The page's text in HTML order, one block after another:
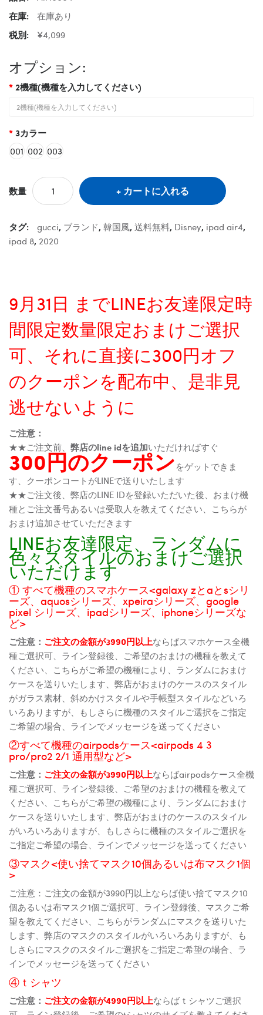
在庫:
在庫あり
税別:
¥4,099
オプション:
2機種(機種を入力してください)
3カラー
001 002 003
数量 カートに入れる
タグ: gucci, ブランド, 韓国風, 送料無料, Disney, ipad air4,
ipad 8, 2020
9月31日 までLINEお友達限定時
間限定数量限定おまけご選択
可、それに直接に300円オフ
のクーポンを配布中、是非見
逃せないように
ご注意：
★★ご注文前、 弊店のline idを追加いただければすぐ
300円のクーポンをゲットできま
す、クーポンコートがLINEで送りいたします
★★ご注文後、弊店のLINE IDを登録いただいた後、おまけ機
種とご注文番号あるいは受取人を教えてください、こちらが
おまけ追加させていただきます
LINEお友達限定、ランダムに
色々スタイルのおまけご選択
いただけます
① すべて機種のスマホケース<galaxy zとaとsシリ
ーズ、aquosシリーズ、xpeiraシリーズ、google
pixel シリーズ、ipadシリーズ、iphoneシリーズな
ど>
ご注意： ご注文の金額が3990円以上ならばスマホケース全機
種ご選択可、ライン登録後、ご希望のおまけの機種を教えて
ください、こちらがご希望の機種により、ランダムにおまけ
ケースを送りいたします、弊店がおまけのケースのスタイル
がガラス素材、斜めかけスタイルや手帳型スタイルなどいろ
いろありますが、もしさらに機種のスタイルご選択をご指定
ご希望の場合、ラインでメッセージを送ってください
②すべて機種のairpodsケース<airpods 4 3
pro/pro2 2/1 通用型など>
ご注意： ご注文の金額が3990円以上ならばairpodsケース全機
種ご選択可、ライン登録後、ご希望のおまけの機種を教えて
ください、こちらがご希望の機種により、ランダムにおまけ
ケースを送りいたします、弊店がおまけのケースのスタイル
がいろいろありますが、もしさらに機種のスタイルご選択を
ご指定ご希望の場合、ラインでメッセージを送ってください
③マスク<使い捨てマスク10個あるいは布マスク1個
>
ご注意：ご注文の金額が3990円以上ならば使い捨てマスク10
個あるいは布マスク1個ご選択可、ライン登録後、マスクご希
望を教えてください、こちらがランダムにマスクを送りいた
します、弊店のマスクのスタイルがいろいろありますが、も
しさらにマスクのスタイルご選択をご指定ご希望の場合、ラ
インでメッセージを送ってください
④ｔシャツ
ご注意： ご注文の金額が4990円以上ならばｔシャツご選択